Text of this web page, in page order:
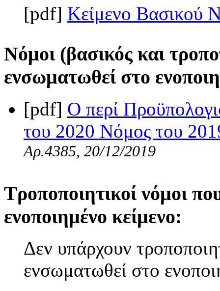
[pdf] Κείμενο Βασικού
Νόμοι (βασικός και
ενσωματωθεί στο
[pdf] Ο περί
του 2020 Νόμος του
Αρ.4385, 20/12/2019
Τροποποιητικοί νόμοι
ενοποιημένο κείμενο:
Δεν υπάρχουν
ενσωματωθεί στο